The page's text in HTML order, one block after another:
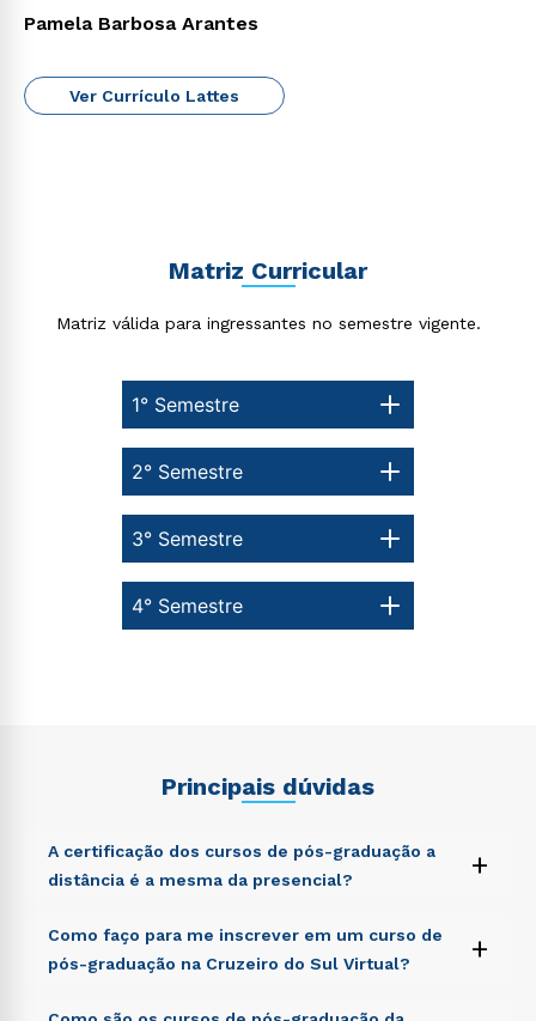
Pamela Barbosa Arantes
Ver Currículo Lattes
Matriz Curricular
Matriz válida para ingressantes no semestre vigente.
1° Semestre
4° Semestre
3° Semestre
2° Semestre
Principais dúvidas
A certificação dos cursos de pós-graduação a
distância é a mesma da presencial?
+
Sed ut perspiciatis unde omnis iste natus error sit
voluptatem accusantium doloremque laudantium,
totam rem aperiam, eaque ipsa quae ab illo inventore
Como faço para me inscrever em um curso de
pós-graduação na Cruzeiro do Sul Virtual?
+
Sed ut perspiciatis unde omnis iste natus error sit